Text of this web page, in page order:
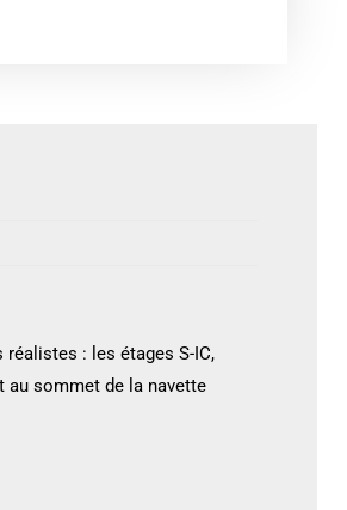
: les étages S-IC,
au sommet de la navette